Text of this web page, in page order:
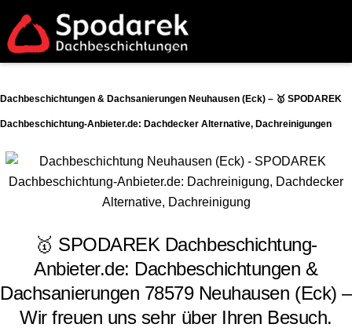
Dachbeschichtungen & Dachsanierungen Neuhausen (Eck) – 🥇 SPODAREK
Dachbeschichtung-Anbieter.de: Dachdecker Alternative, Dachreinigungen
🥇 SPODAREK Dachbeschichtung-
Anbieter.de: Dachbeschichtungen &
Dachsanierungen 78579 Neuhausen (Eck) –
Wir freuen uns sehr über Ihren Besuch.